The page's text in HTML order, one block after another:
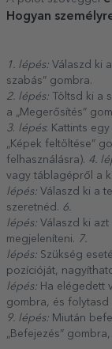
Hogyan
1. lépés: Válaszd ki
szabás” gombra.
2. lépés: Töltsd ki a
a „Megerősítés”
3. lépés: Kattints
„Képek feltöltése”
felhasználásra). 4.
vagy táblagépről a
lépés: Válaszd ki a
szeretnéd. 6.
lépés: Válaszd ki
megjeleníteni. 7.
lépés: Szükség
pozícióját,
lépés: Ha elégedett
gombra, és
9. lépés: Miután
„Befejezés”